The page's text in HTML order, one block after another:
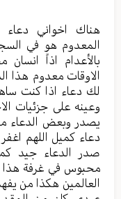
هناك اخواني
المعدوم هو في
بالأعدام اذاً
الاوقات معدوم هذا
لك دعاء اذا كنت
وعينه على جزئيات
يصدر وبعض الدعاء
دعاء كميل اللهم
صدر الدعاء جيد
محبوس في غرفة هذا
العالمين هكذا من